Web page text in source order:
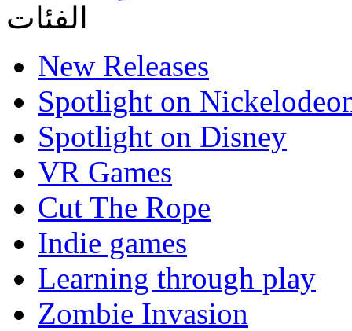
الفئات
New Releases
Spotlight on
Spotlight on Disney
VR Games
Cut The Rope
Indie games
Learning through play
Zombie Invasion